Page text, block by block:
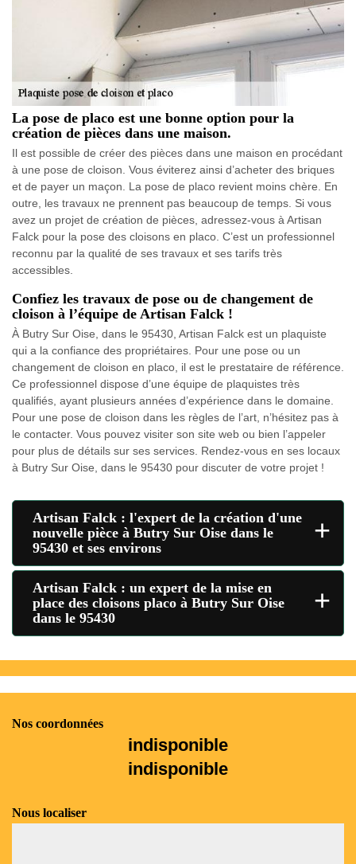
La pose de placo est une bonne option pour la
création de pièces dans une maison.
Il est possible de créer des pièces dans une maison en procédant
à une pose de cloison. Vous éviterez ainsi d’acheter des briques
et de payer un maçon. La pose de placo revient moins chère. En
outre, les travaux ne prennent pas beaucoup de temps. Si vous
avez un projet de création de pièces, adressez-vous à Artisan
Falck pour la pose des cloisons en placo. C’est un professionnel
reconnu par la qualité de ses travaux et ses tarifs très
accessibles.
Confiez les travaux de pose ou de changement de
cloison à l’équipe de Artisan Falck !
À Butry Sur Oise, dans le 95430, Artisan Falck est un plaquiste
qui a la confiance des propriétaires. Pour une pose ou un
changement de cloison en placo, il est le prestataire de référence.
Ce professionnel dispose d’une équipe de plaquistes très
qualifiés, ayant plusieurs années d’expérience dans le domaine.
Pour une pose de cloison dans les règles de l’art, n’hésitez pas à
le contacter. Vous pouvez visiter son site web ou bien l’appeler
pour plus de détails sur ses services. Rendez-vous en ses locaux
à Butry Sur Oise, dans le 95430 pour discuter de votre projet !
Artisan Falck : l'expert de la création d'une
nouvelle pièce à Butry Sur Oise dans le
95430 et ses environs
+
Artisan Falck : un expert de la mise en
place des cloisons placo à Butry Sur Oise
dans le 95430
+
Nos coordonnées
indisponible
indisponible
Nous localiser